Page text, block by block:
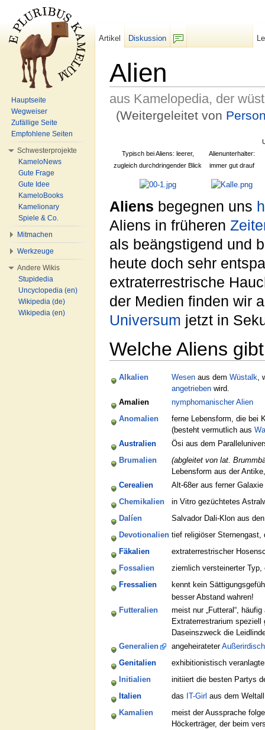
Alien
aus Kamelopedia, der
(Weitergeleitet von
Typisch bei Aliens: leerer,
zugleich durchdringender Blick
Alienunterhalter:
immer gut drauf
Aliens begegnen uns
Aliens in früheren
als beängstigend und
heute doch sehr
extraterrestrische
der Medien finden wir
Universum jetzt in
Welche Aliens
Alkalien Wesen aus dem Wüstalk,
angetrieben wird.
Amalien
nymphomanischer Alien
Anomalien
ferne Lebensform, die bei
(besteht vermutlich aus
Australien
Ösi aus dem
Brumalien
(abgleitet von lat.
Lebensform aus der
Cerealien
Alt-68er aus ferner
Chemikalien
in Vitro gezüchtetes
Dalíen
Salvador Dali-Klon aus
Devotionalien tief religiöser Sternengast,
Fäkalien
extraterrestrischer
Fossalien
ziemlich versteinerter
Fressalien
kennt kein
besser Abstand wahren!
Futteralien
meist nur „Futteral“,
Extraterrestrarium
Daseinszweck die
Generalien
angeheirateter
Genitalien
exhibitionistisch
Initialien
initiiert die besten Partys
Italien
das IT-Girl aus dem Weltall
Kamalien
meist der Aussprache
Höckerträger, der beim
Artikel
Diskussion
Hauptseite
Wegweiser
Zufällige Seite
Empfohlene Seiten
Schwesterprojekte
KameloNews
Gute Frage
Gute Idee
KameloBooks
Kamelionary
Spiele & Co.
Mitmachen
Werkzeuge
Andere Wikis
Stupidedia
Uncyclopedia (en)
Wikipedia (de)
Wikipedia (en)